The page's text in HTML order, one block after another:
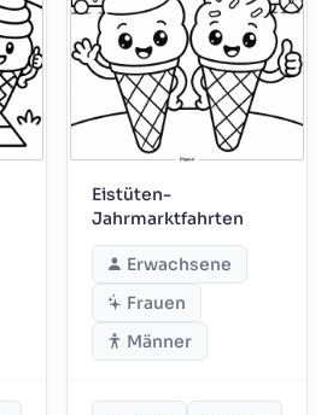
Eistüten-
Jahrmarktfahrten
Erwachsene
Frauen
Männer